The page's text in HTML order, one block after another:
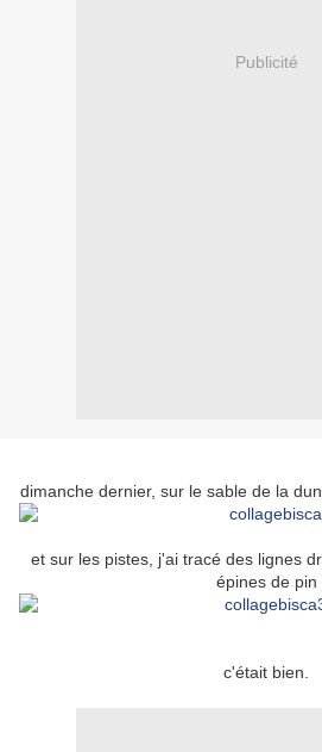
Publicité
dimanche dernier, sur le sable de la
et sur les pistes, j'ai tracé des lignes
épines de pin
c'était bien.